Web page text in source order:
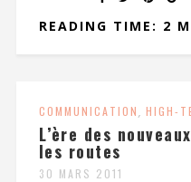
READING TIME: 2
COMMUNICATION, HIGH-
L’ère des
les routes
30 MARS 2011